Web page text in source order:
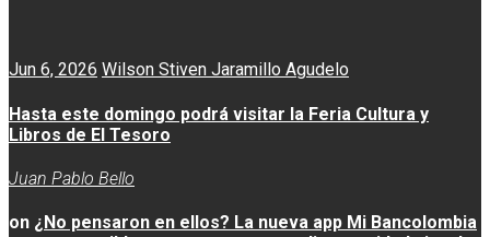
Jun 6, 2026 Wilson Stiven Jaramillo Agudelo
Hasta este domingo podrá visitar la Feria Cultura y
Libros de El Tesoro
Juan Pablo Bello
on ¿No pensaron en ellos? La nueva app Mi Bancolombia